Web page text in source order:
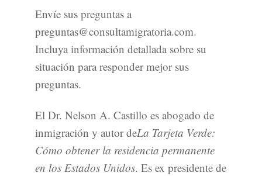
Envíe sus preguntas a
preguntas@consultamigratoria.com.
Incluya información detallada sobre su
situación para responder mejor sus
preguntas.
El Dr. Nelson A. Castillo es abogado de
inmigración y autor deLa Tarjeta Verde:
Cómo obtener la residencia permanente
en los Estados Unidos. Es ex presidente de